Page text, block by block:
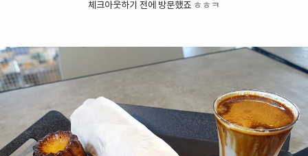
체크아웃하기 전에 방문했죠 ㅎㅎㅋ